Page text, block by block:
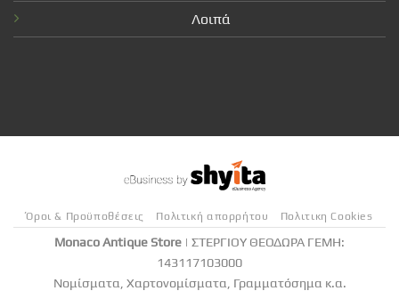
Λοιπά
Όροι & Προϋποθέσεις Πολιτική απορρήτου Πολιτικη Cookies
Monaco Antique Store | ΣΤΕΡΓΙΟΥ ΘΕΟΔΩΡΑ ΓΕΜΗ:
143117103000
Νομίσματα, Χαρτονομίσματα, Γραμματόσημα κ.α.